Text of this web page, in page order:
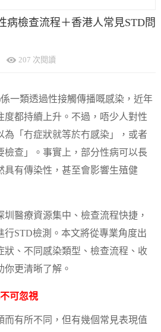
病檢查流程＋香港人常見STD問
207 次閱讀
一類透過性接觸傳播嘅感染，近年
度都持續上升。不過，唔少人對性
為「冇症狀就等於冇感染」，或者
檢查」。事實上，部分性病可以長
具有傳染性，甚至會影響生殖健
醫療資源集中、檢查流程快捷，
行STD檢測。本文將從專業角度出
狀、不同感染類型、檢查流程、收
你更清晰了解。
可忽視
而有所不同，但有幾個常見表現值